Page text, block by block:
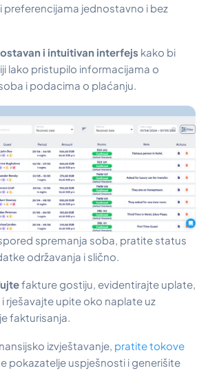
preferencijama jednostavno i bez
i intuitivan interfejs kako bi
lako pristupilo informacijama o
i podacima o plaćanju.
spremanja soba, pratite status
održavanja i slično.
fakture gostiju, evidentirajte uplate,
rješavajte upite oko naplate uz
fakturisanja.
izvještavanje, pratite tokove
pokazatelje uspješnosti i generišite